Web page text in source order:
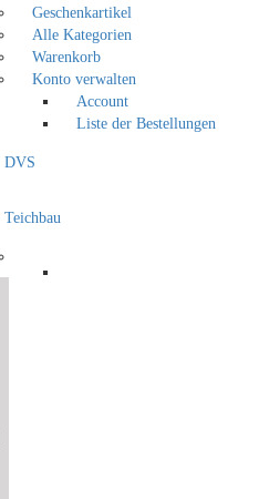
Geschenkartikel
Alle Kategorien
Warenkorb
Konto verwalten
Account
Liste der Bestellungen
DVS
Teichbau